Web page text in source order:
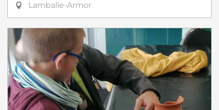
Lamballe-Armor